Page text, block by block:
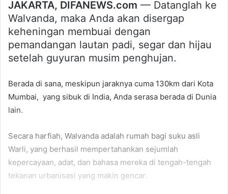
JAKARTA, DIFANEWS.com — Datanglah ke
Walvanda, maka Anda akan disergap
keheningan membuai dengan
pemandangan lautan padi, segar dan hijau
setelah guyuran musim penghujan.
Berada di sana, meskipun jaraknya cuma 130km dari Kota
Mumbai, yang sibuk di India, Anda serasa berada di Dunia
lain.
Secara harfiah, Walvanda adalah rumah bagi suku asli
Warli, yang berhasil mempertahankan sejumlah
kepercayaan, adat, dan bahasa mereka di tengah-tengah
tekanan urbanisasi yang makin gencar.